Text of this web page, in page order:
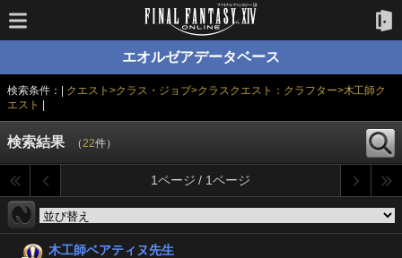
エオルゼアデータベース
検索条件：| クエスト>クラス・ジョブ>クラスクエスト：クラフター>木工師ク
エスト
検索結果 （22件）
1ページ / 1ページ
木工師ベアティヌ先生